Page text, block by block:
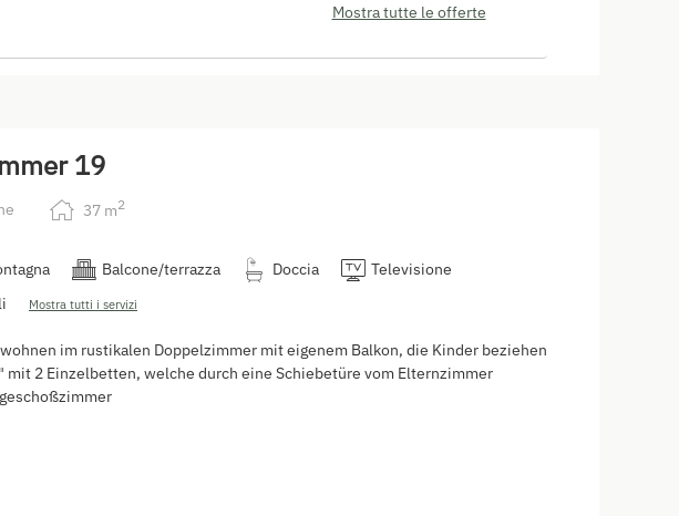
Mostra tutte le offerte
19
37 m2
Balcone/terrazza Doccia
Televisione
Mostra tutti i servizi
im rustikalen Doppelzimmer mit eigenem Balkon, die Kinder beziehen
mit 2 Einzelbetten, welche durch eine Schiebetüre vom Elternzimmer